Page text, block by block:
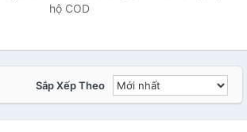
hộ COD
Sắp Xếp Theo